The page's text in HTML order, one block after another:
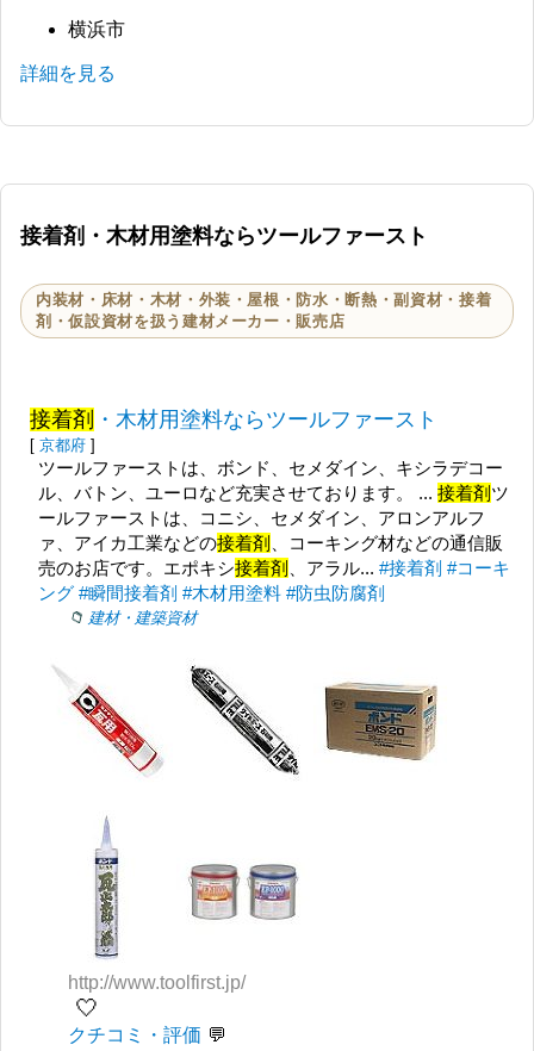
横浜市
詳細を見る
接着剤・木材用塗料ならツールファースト
内装材・床材・木材・外装・屋根・防水・断熱・副資材・接着
剤・仮設資材を扱う建材メーカー・販売店
接着剤 ・木材用塗料ならツールファースト
[ 京都府 ]
ツールファーストは、ボンド、セメダイン、キシラデコー
ル、バトン、ユーロなど充実させております。 ...接着剤 ツ
ールファーストは、コニシ、セメダイン、アロンアルフ
ァ、アイカ工業などの接着剤
、コーキング材などの通信販
売のお店です。エポキシ接着剤 、アラル...#接着剤 #コーキ
ング #瞬間接着剤 #木材用塗料 #防虫防腐剤
建材・建築資材
http://www.toolfirst.jp/
🤍
クチコミ・評価